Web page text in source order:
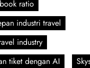
ratio
industri travel
industry
tiket dengan AI